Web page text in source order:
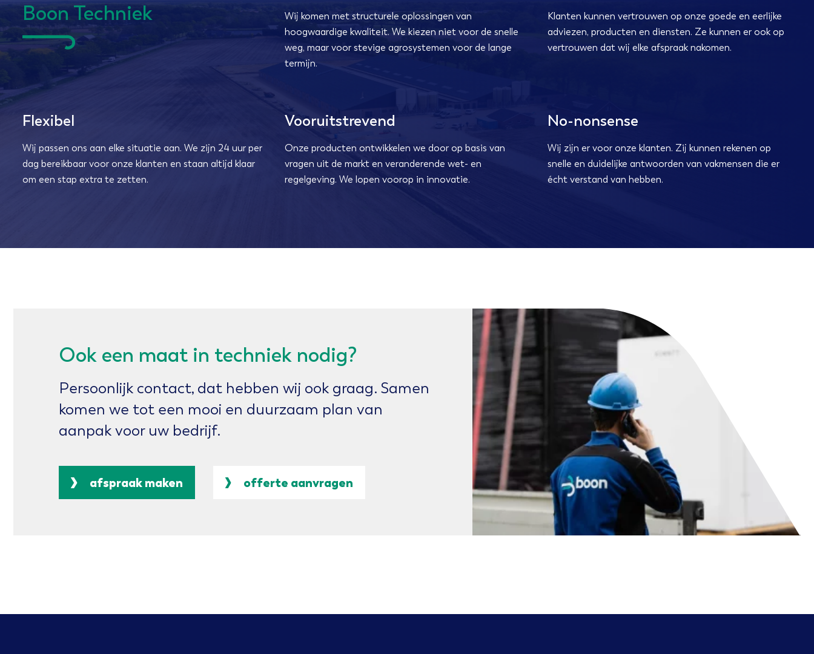
Boon Techniek
Wij komen met structurele oplossingen van
hoogwaardige kwaliteit. We kiezen niet voor de snelle
weg, maar voor stevige agrosystemen voor de lange
termijn.
Klanten kunnen vertrouwen op onze goede en eerlijke
adviezen, producten en diensten. Ze kunnen er ook op
vertrouwen dat wij elke afspraak nakomen.
Flexibel
Wij passen ons aan elke situatie aan. We zijn 24 uur per
dag bereikbaar voor onze klanten en staan altijd klaar
om een stap extra te zetten.
Vooruitstrevend
Onze producten ontwikkelen we door op basis van
vragen uit de markt en veranderende wet- en
regelgeving. We lopen voorop in innovatie.
No-nonsense
Wij zijn er voor onze klanten. Zij kunnen rekenen op
snelle en duidelijke antwoorden van vakmensen die er
écht verstand van hebben.
Ook een maat in techniek nodig?
Persoonlijk contact, dat hebben wij ook graag. Samen
komen we tot een mooi en duurzaam plan van
aanpak voor uw bedrijf.
afspraak maken offerte aanvragen